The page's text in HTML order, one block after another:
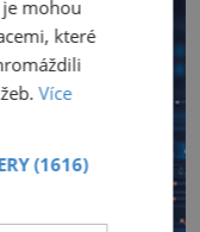
mohou
které
Více
(1616)